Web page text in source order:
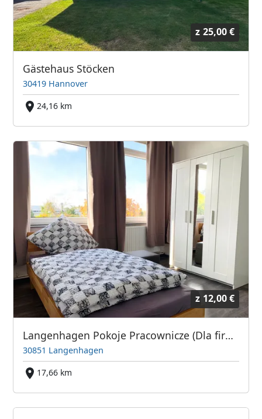
z 25,00 €
Gästehaus Stöcken
30419 Hannover
24,16 km
z 12,00 €
Langenhagen Pokoje Pracownicze (Dla firm i osób prywatnych)
30851 Langenhagen
17,66 km